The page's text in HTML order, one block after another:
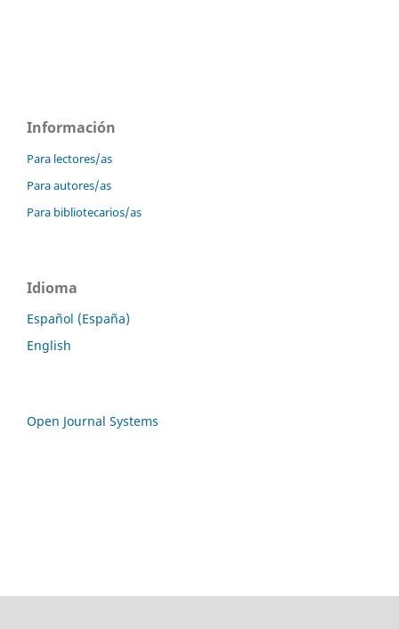
Información
Para lectores/as
Para autores/as
Para bibliotecarios/as
Idioma
Español (España)
English
Open Journal Systems